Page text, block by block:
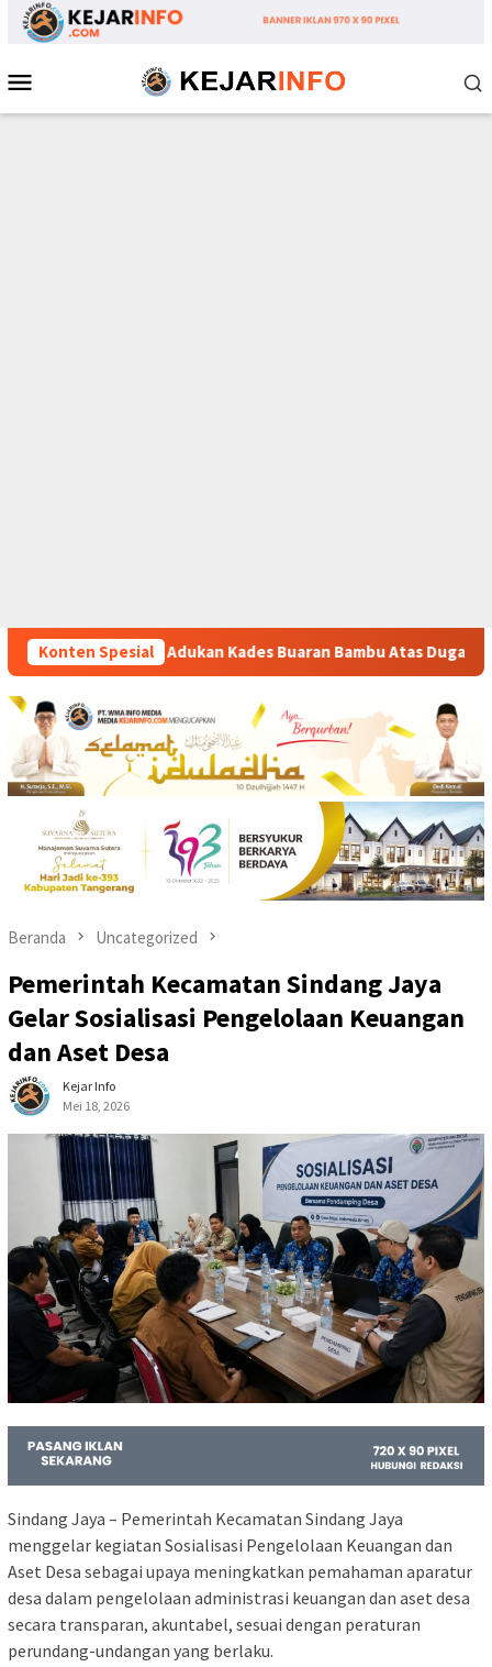
Loncat
Mobile
Konten Spesial
Bambu Atas Dugaan Pungutan Liar Pengurusan PM 1
Beranda Uncategorized
Pemerintah Kecamatan Sindang Jaya
Gelar Sosialisasi Pengelolaan Keuangan
dan Aset Desa
Kejar Info
Mei 18, 2026
Sindang Jaya – Pemerintah Kecamatan Sindang Jaya
menggelar kegiatan Sosialisasi Pengelolaan Keuangan dan
Aset Desa sebagai upaya meningkatkan pemahaman aparatur
desa dalam pengelolaan administrasi keuangan dan aset desa
secara transparan, akuntabel, sesuai dengan peraturan
perundang-undangan yang berlaku.